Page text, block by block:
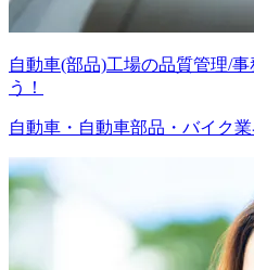
自動車(部品)工場の品質管理/
う！
自動車・自動車部品・バイク業